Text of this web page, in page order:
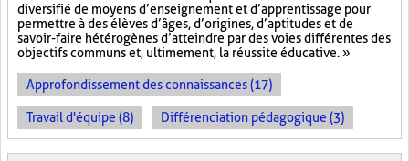
diversifié de moyens d’enseignement et d’apprentissage pour
permettre à des élèves d’âges, d’origines, d’aptitudes et de
savoir-faire hétérogènes d’atteindre par des voies différentes des
objectifs communs et, ultimement, la réussite éducative. »
Approfondissement des connaissances (17)
Travail d'équipe (8) Différenciation pédagogique (3)